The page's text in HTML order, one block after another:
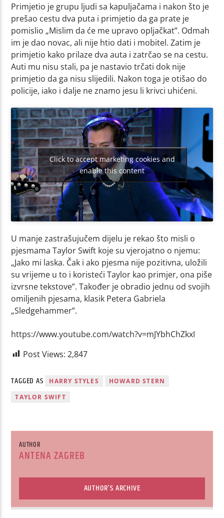
Primjetio je grupu ljudi sa kapuljačama i nakon što je
prešao cestu dva puta i primjetio da ga prate je
pomislio „Mislim da će me upravo opljačkat”. Odmah
im je dao novac, ali nije htio dati i mobitel. Zatim je
primjetio kako prilaze dva auta i zatrčao se na cestu.
Auti mu nisu stali, pa je nastavio trčati dok nije
primjetio da ga nisu slijedili. Nakon toga je otišao do
policije, iako i dalje ne znamo jesu li krivci uhićeni.
Click to accept marketing cookies and
enable this content
U manje zastrašujučem dijelu je rekao što misli o
pjesmama Taylor Swift koje su vjerojatno o njemu:
„Jako mi laska. Čak i ako pjesma nije pozitivna, uložili
su vrijeme u to i koristeći Taylor kao primjer, ona piše
izvrsne tekstove”. Također je obradio jednu od svojih
omiljenih pjesama, klasik Petera Gabriela
„Sledgehammer”.
https://www.youtube.com/watch?v=mJYbhChZkxI
Post Views: 2,847
TAGGED AS HARRY STYLES
HOWARD STERN
TAYLOR SWIFT
AUTHOR
ANTENA ZAGREB
AUTHOR'S ARCHIVE